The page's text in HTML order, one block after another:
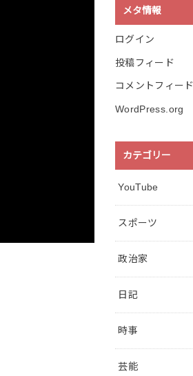
メタ情報
ログイン
投稿フィード
コメントフィード
WordPress.org
カテゴリー
YouTube
スポーツ
政治家
日記
時事
芸能